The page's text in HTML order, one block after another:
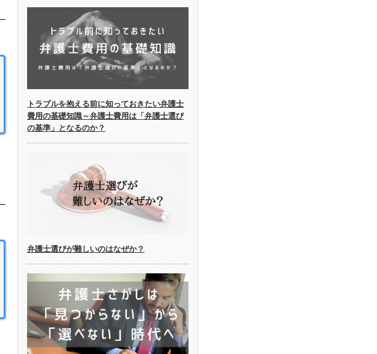
トラブルを抱える前に知っておきたい弁護士
費用の基礎知識～弁護士費用は「弁護士選び
の基準」となるのか？
弁護士選びが難しいのはなぜか？